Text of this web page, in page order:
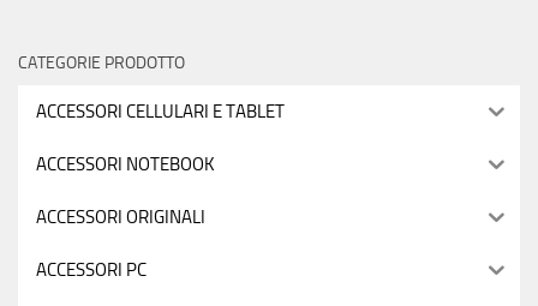
CATEGORIE PRODOTTO
ACCESSORI CELLULARI E TABLET
ACCESSORI NOTEBOOK
ACCESSORI ORIGINALI
ACCESSORI PC